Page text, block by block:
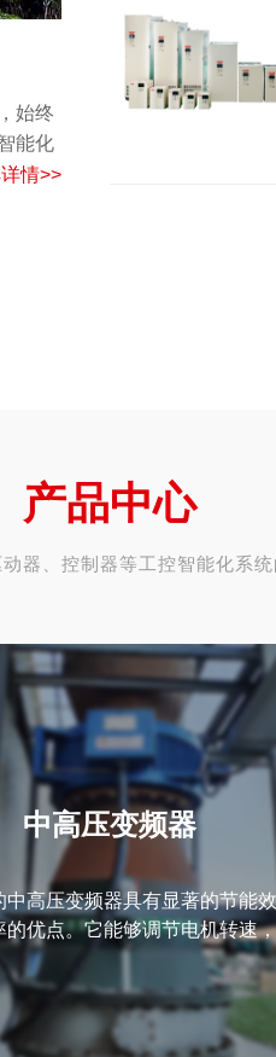
始终
能化
户…情>>
产品中心
器、控制器等工控智能化系
中高压变频器
中高压变频器具有显著的节能
的优点。它能够调节电机转速
损，延长设备使用寿命。此外，
保护功能，降低设备噪音，支持
泛的工业应用，且实时监控故
运行。